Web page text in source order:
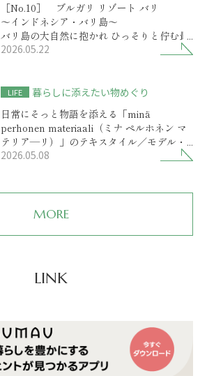
［No.10］ ブルガリ リゾート バリ
～インドネシア・バリ島～
バリ島の大自然に抱かれ ひっそりと佇む最
高級リゾート
2026.05.22
LIFE
暮らしに添えたい物めぐり
日常にそっと物語を添える「minä
perhonen materiaali（ミナ ペルホネン マ
テリア―リ）」のテキスタイル／モデル・
前田エマさん
2026.05.08
MORE
LINK